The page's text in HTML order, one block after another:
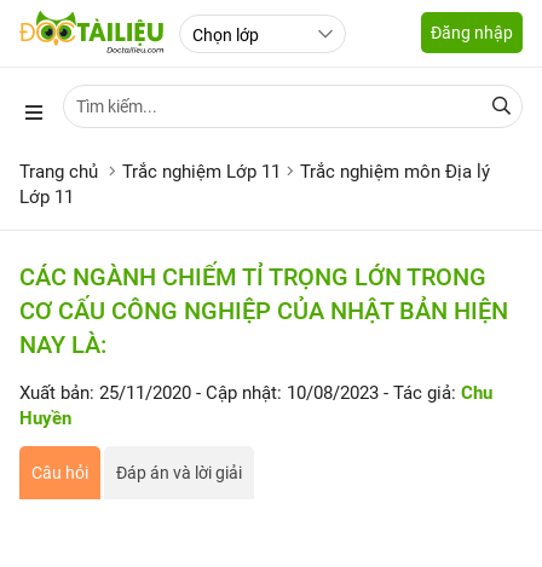
Đăng nhập
Trang chủ Trắc nghiệm Lớp 11
Trắc nghiệm môn Địa lý
Lớp 11
CÁC NGÀNH CHIẾM TỈ TRỌNG LỚN TRONG
CƠ CẤU CÔNG NGHIỆP CỦA NHẬT BẢN HIỆN
NAY LÀ:
Xuất bản: 25/11/2020 - Cập nhật: 10/08/2023 - Tác giả: Chu
Huyền
Câu hỏi Đáp án và lời giải